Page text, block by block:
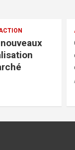
services
choix